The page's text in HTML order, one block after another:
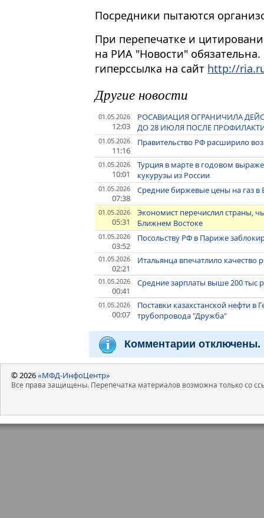
Посредники пытаются
При перепечатке и
на РИА "Новости"
гиперссылка на сайт http://
Другие новости
01.05.2026
12:03
РОСАВИАЦИЯ ОГРАНИЧИЛА
ДО 28 ИЮЛЯ ПОСЛЕ
01.05.2026
11:16
Правительство РФ расширило
01.05.2026
10:01
Турция в марте в годовом
кукурузы из России
01.05.2026
07:38
Средние биржевые цены на газ в
01.05.2026
05:31
Экономист перечислил страны,
Ближнем Востоке
01.05.2026
03:52
Посольству РФ в Париже
01.05.2026
02:21
Итальянца впечатлило качество
01.05.2026
00:41
Средние зарплаты выше 200 тыс
01.05.2026
00:07
Поставки казахстанской нефти
трубопровода "Дружба"
Комментарии отключены.
© 2026«МФД-ИнфоЦентр»
Все права защищены. Перепечатка материалов возможна только со